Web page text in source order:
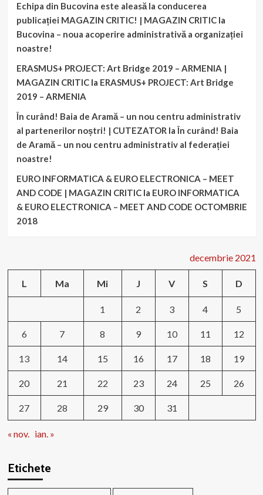
Echipa din Bucovina este aleasă la conducerea
publicației MAGAZIN CRITIC! | MAGAZIN CRITICla
Bucovina – noua acoperire administrativă a organizației
noastre!
ERASMUS+ PROJECT: Art Bridge 2019 – ARMENIA |
MAGAZIN CRITICla ERASMUS+ PROJECT: Art Bridge
2019 – ARMENIA
În curând! Baia de Aramă – un nou centru administrativ
al partenerilor noștri! | CUTEZATOR laÎn curând! Baia
de Aramă – un nou centru administrativ al federației
noastre!
EURO INFORMATICA & EURO ELECTRONICA – MEET
AND CODE | MAGAZIN CRITICla EURO INFORMATICA
& EURO ELECTRONICA – MEET AND CODE OCTOMBRIE
2018
decembrie 2021
L Ma Mi J V S D
1 2 3 4 5
6 7 8 9 10 11 12
13 14 15 16 17 18 19
20 21 22 23 24 25 26
27 28 29 30 31
« nov. ian. »
Etichete